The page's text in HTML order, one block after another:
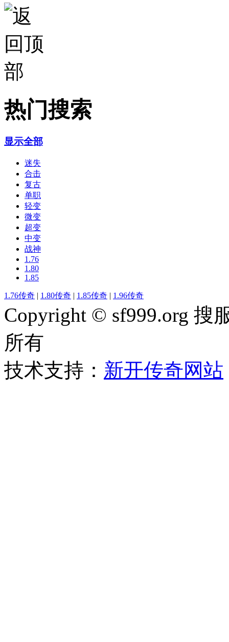
热门搜索
显示全部
迷失
合击
复古
单职
轻变
微变
超变
中变
战神
1.76
1.80
1.85
1.76传奇 | 1.80传奇 | 1.85传奇 | 1.96传奇
Copyright © sf999.org 搜
所有
技术支持： 新开传奇网站